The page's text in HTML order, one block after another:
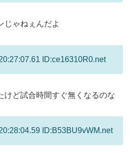
じゃねぇんだよ
ID:ce16310R0.net
けど試合時間すぐ無くなるのな
ID:B53BU9vWM.net